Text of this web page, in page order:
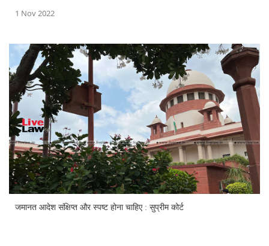
1 Nov 2022
जमानत आदेश संक्षिप्त और स्पष्ट होना चाहिए : सुप्रीम कोर्ट